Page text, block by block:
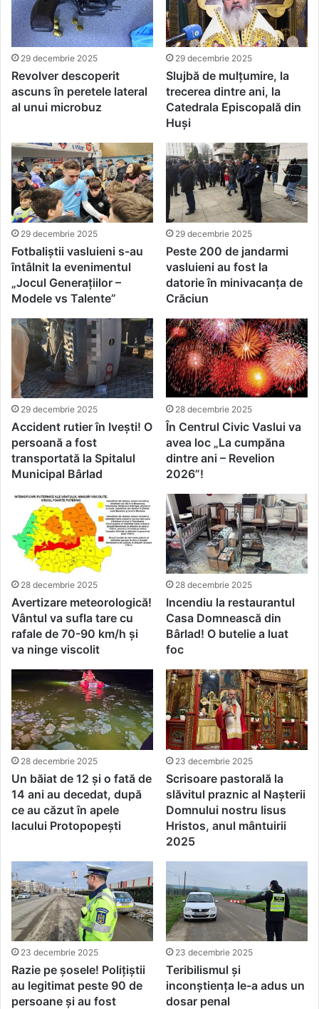
29 decembrie 2025
Revolver descoperit
ascuns în peretele lateral
al unui microbuz
29 decembrie 2025
Slujbă de mulţumire, la
trecerea dintre ani, la
Catedrala Episcopală din
Huşi
29 decembrie 2025
Fotbaliștii vasluieni s-au
întâlnit la evenimentul
„Jocul Generațiilor –
Modele vs Talente”
29 decembrie 2025
Peste 200 de jandarmi
vasluieni au fost la
datorie în minivacanța de
Crăciun
29 decembrie 2025
Accident rutier în Ivești! O
persoană a fost
transportată la Spitalul
Municipal Bârlad
28 decembrie 2025
În Centrul Civic Vaslui va
avea loc „La cumpăna
dintre ani – Revelion
2026”!
28 decembrie 2025
Avertizare meteorologică!
Vântul va sufla tare cu
rafale de 70-90 km/h și
va ninge viscolit
28 decembrie 2025
Incendiu la restaurantul
Casa Domnească din
Bârlad! O butelie a luat
foc
28 decembrie 2025
Un băiat de 12 și o fată de
14 ani au decedat, după
ce au căzut în apele
lacului Protopopești
23 decembrie 2025
Scrisoare pastorală la
slăvitul praznic al Naşterii
Domnului nostru Iisus
Hristos, anul mântuirii
2025
23 decembrie 2025
Razie pe șosele! Polițiștii
au legitimat peste 90 de
persoane și au fost
23 decembrie 2025
Teribilismul și
inconștiența le-a adus un
dosar penal